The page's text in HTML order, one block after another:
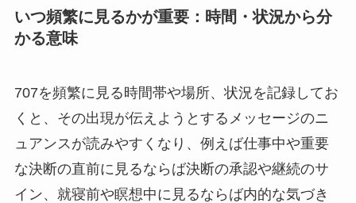
いつ頻繁に見るかが重要：時間・状況から分
かる意味
707を頻繁に見る時間帯や場所、状況を記録してお
くと、その出現が伝えようとするメッセージのニ
ュアンスが読みやすくなり、例えば仕事中や重要
な決断の直前に見るならば決断の承認や継続のサ
イン、就寝前や瞑想中に見るならば内的な気づき